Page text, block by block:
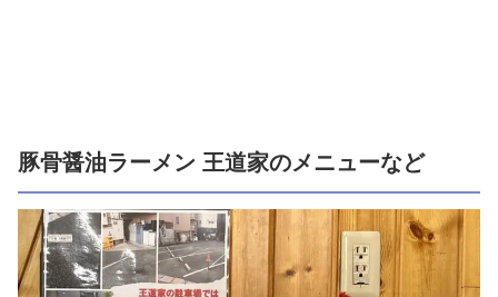
豚骨醤油ラーメン 王道家のメニューなど